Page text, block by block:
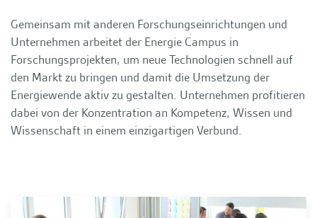
Gemeinsam mit anderen Forschungseinrichtungen und
Unternehmen arbeitet der Energie Campus in
Forschungsprojekten, um neue Technologien schnell auf
den Markt zu bringen und damit die Umsetzung der
Energiewende aktiv zu gestalten. Unternehmen profitieren
dabei von der Konzentration an Kompetenz, Wissen und
Wissenschaft in einem einzigartigen Verbund.
Netzwerkpartner